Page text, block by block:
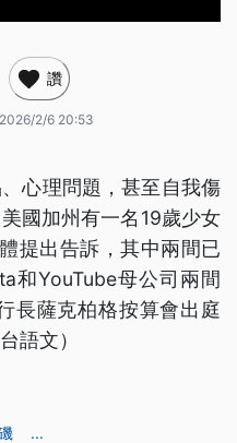
讚
2026/2/6 20:53
心理問題，甚至自我傷
國加州有一名19歲少女
提出告訴，其中兩間已
和YouTube母公司兩間
長薩克柏格按算會出庭
語文）
...